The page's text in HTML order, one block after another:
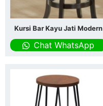
Kursi Bar Kayu Jati Modern
Chat WhatsApp